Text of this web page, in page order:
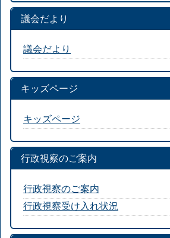
議会だより
議会だより
キッズページ
キッズページ
行政視察のご案内
行政視察のご案内
行政視察受け入れ状況